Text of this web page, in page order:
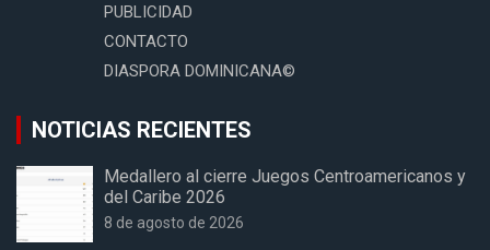
PUBLICIDAD
CONTACTO
DIASPORA DOMINICANA©
NOTICIAS RECIENTES
Medallero al cierre Juegos Centroamericanos y
del Caribe 2026
8 de agosto de 2026